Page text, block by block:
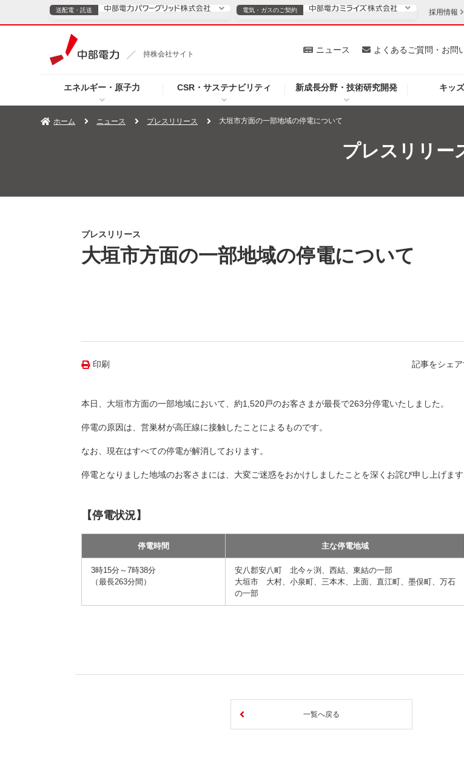
持株会社サイト
エネルギー・原子力 CSR・サステナビリティ 新成長分野・技術研究開発 キッ
ニュース よくあるご質問・お問
送配電・託送
TOPページへ ご案内 安定供給
企業情報
電気・ガスのご契約
電気・ガスのご契約
TOPページへ 個人のお客さま 法人のお
採用情報
ホーム ニュース プレスリリース 大垣市方面の一部地域の停電について
プレスリリー
プレスリリース
大垣市方面の一部地域の停電について
印刷 記事をシェア
本日、大垣市方面の一部地域において、約1,520戸のお客さまが最長で263分停電いたしました。
停電の原因は、営巣材が高圧線に接触したことによるものです。
なお、現在はすべての停電が解消しております。
停電となりました地域のお客さまには、大変ご迷惑をおかけしましたことを深くお詫び申し上げます
【停電状況】
停電時間 主な停電地域
3時15分～7時38分
（最長263分間）
安八郡安八町 北今ヶ渕、西結、東結の一部
大垣市 大村、小泉町、三本木、上面、直江町、墨俣町、万石
の一部
一覧へ戻る